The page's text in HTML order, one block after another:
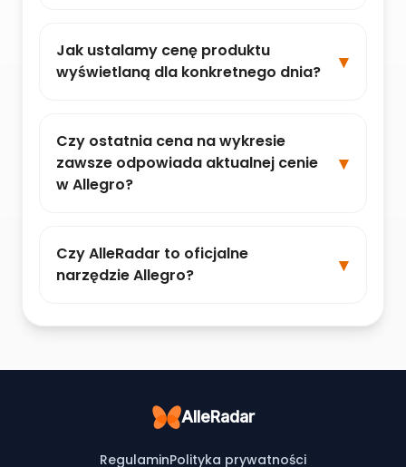
Jak ustalamy cenę produktu
wyświetlaną dla konkretnego dnia?
Czy ostatnia cena na wykresie
zawsze odpowiada aktualnej cenie
w Allegro?
Czy AlleRadar to oficjalne
narzędzie Allegro?
AlleRadar
RegulaminPolityka prywatności